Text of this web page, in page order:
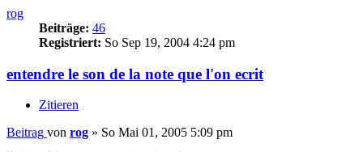
rog
Beiträge: 46
Registriert: So Sep 19, 2004 4:24 pm
entendre le son de la note que l'on ecrit
Zitieren
Beitrag von rog » So Mai 01, 2005 5:09 pm